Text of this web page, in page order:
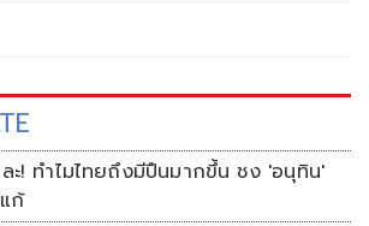
ะ! ทำไมไทยถึงมีปืนมากขึ้น ชง 'อนุทิน'
ก้